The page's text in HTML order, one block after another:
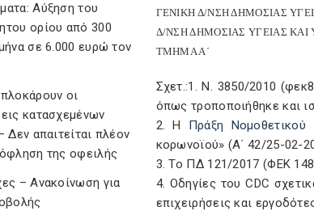
Αύξηση του
ορίου από 300
σε 6.000 ευρώ τον
οι
κατασχεμένων
Δεν απαιτείται πλέον
της οφειλής
– Ανακοίνωση για
ΓΕΝΙΚΗ Δ/ΝΣΗ ΔΗΜΟΣΙΑΣ
Δ/ΝΣΗ ΔΗΜΟΣΙΑΣ ΥΓΕΙΑΣ ΚΑΙ
ΤΜΗΜΑ Α΄
Σχετ.:1. Ν. 3850/2010
όπως τροποποιήθηκε και
2. Η Πράξη Νομοθετικού
κορωνοϊού» (Α΄ 42/25-02-
3. Το ΠΔ 121/2017 (ΦΕΚ 148
4. Oδηγίες του CDC
επιχειρήσεις και